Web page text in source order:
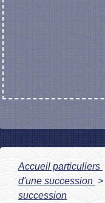
Accueil particuliers
d'une succession >
succession